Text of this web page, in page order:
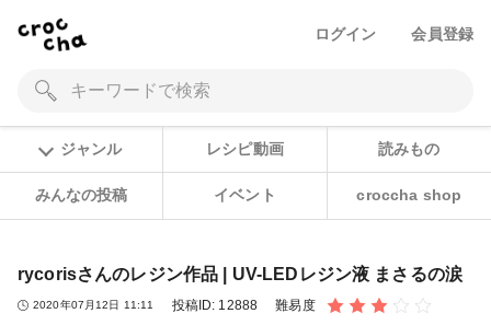
ログイン 会員登録
ジャンル レシピ動画 読みもの
みんなの投稿 イベント croccha shop
rycorisさんのレジン作品 | UV-LEDレジン液 まさるの涙
2020年07月12日 11:11 投稿ID: 12888 難易度